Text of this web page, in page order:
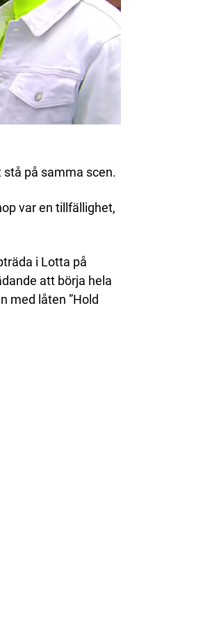
på samma scen.
var en tillfällighet,
i Lotta på
att börja hela
med låten ”Hold